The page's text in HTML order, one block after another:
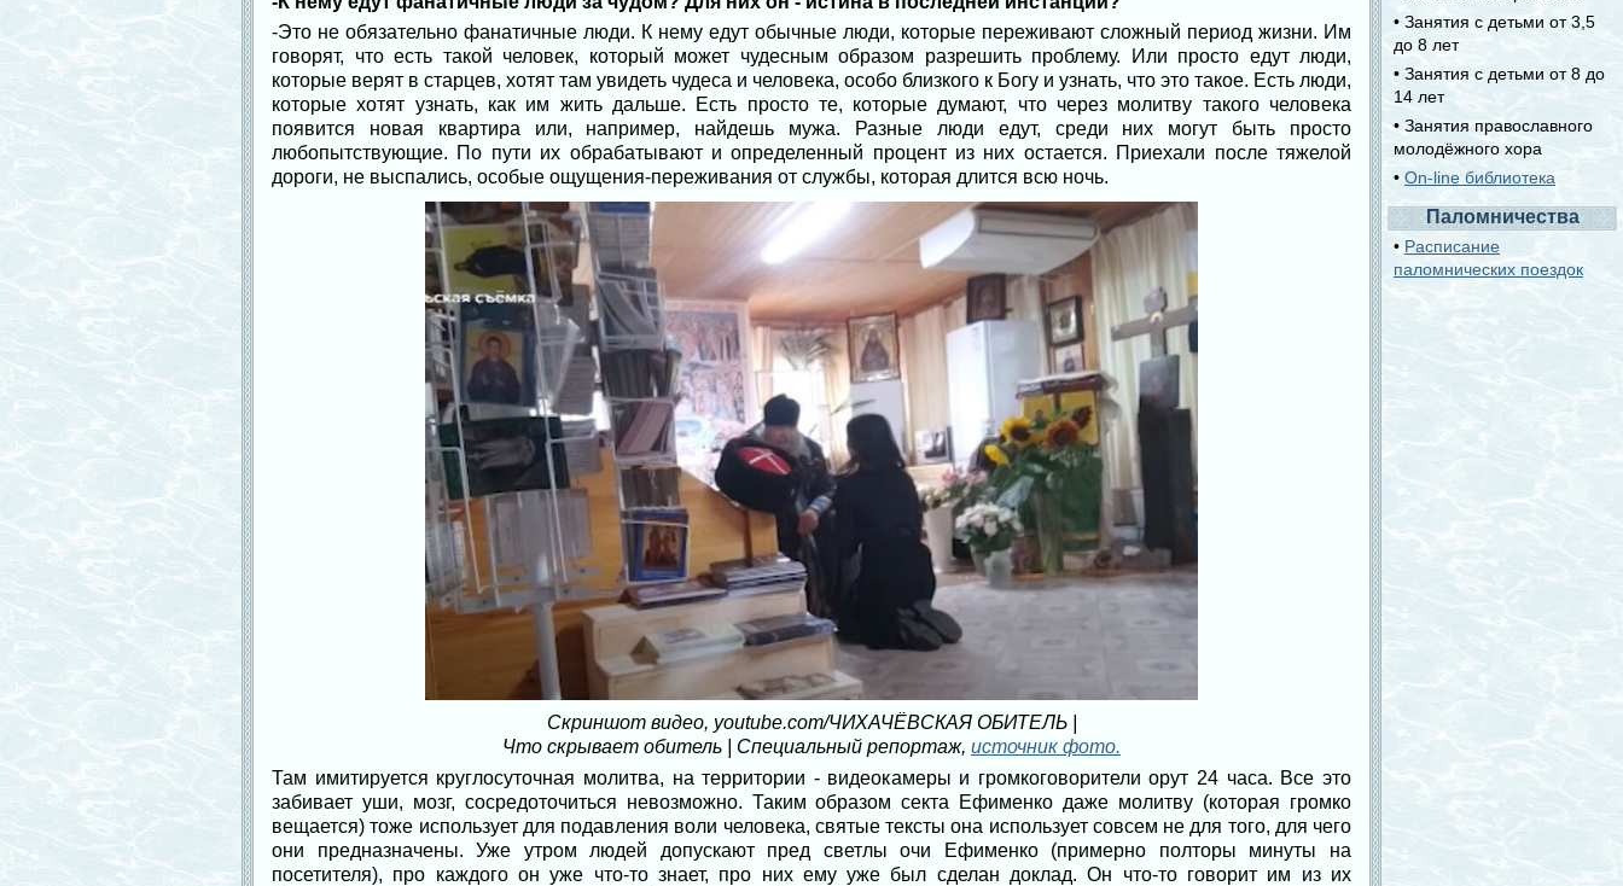
-Это не обязательно фанатичные люди. К нему едут обычные люди, которые переживают сложный период жизни. Им
говорят, что есть такой человек, который может чудесным образом разрешить проблему. Или просто едут люди,
которые верят в старцев, хотят там увидеть чудеса и человека, особо близкого к Богу и узнать, что это такое. Есть люди,
которые хотят узнать, как им жить дальше. Есть просто те, которые думают, что через молитву такого человека
появится новая квартира или, например, найдешь мужа. Разные люди едут, среди них могут быть просто
любопытствующие. По пути их обрабатывают и определенный процент из них остается. Приехали после тяжелой
дороги, не выспались, особые ощущения-переживания от службы, которая длится всю ночь.
Скриншот видео, youtube.com/ЧИХАЧЁВСКАЯ ОБИТЕЛЬ |
Что скрывает обитель | Специальный репортаж, источник фото.
Там имитируется круглосуточная молитва, на территории - видеокамеры и громкоговорители орут 24 часа. Все это
забивает уши, мозг, сосредоточиться невозможно. Таким образом секта Ефименко даже молитву (которая громко
вещается) тоже использует для подавления воли человека, святые тексты она использует совсем не для того, для чего
они предназначены. Уже утром людей допускают пред светлы очи Ефименко (примерно полторы минуты на
посетителя), про каждого он уже что-то знает, про них ему уже был сделан доклад. Он что-то говорит им из их
• Занятия с детьми от 3,5
до 8 лет
• Занятия с детьми от 8 до
14 лет
• Занятия православного
молодёжного хора
• On-line библиотека
Паломничества
•Расписание
паломнических поездок